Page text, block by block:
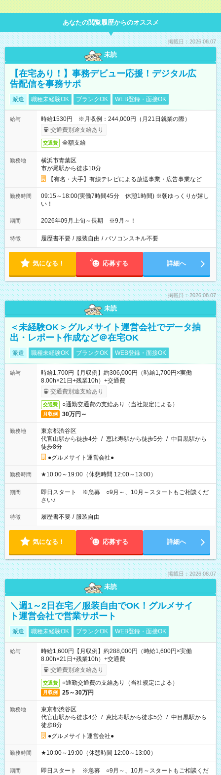
あなたの閲覧履歴からのオススメ
掲載日：2026.08.07
未読
【在宅あり！】事務デビュー応援！デジタル広
告配信を事務サポ
派遣 職種未経験OK ブランクOK WEB登録・面接OK
給与
時給1530円 ※月収例：244,000円（月21日就業の際）
交通費別途支給あり
交通費 全額支給
勤務地
横浜市青葉区
市が尾駅から徒歩10分
【有名・大手】有線テレビによる放送事業・広告事業など
勤務時間
09:15～18:00(実働7時間45分 休憩1時間) ※朝ゆっくりが嬉し
い！
期間 2026年09月上旬～長期 ※9月～！
特徴 履歴書不要 / 服装自由 / パソコンスキル不要
気になる！ 応募する 詳細へ
掲載日：2026.08.07
未読
＜未経験OK＞グルメサイト運営会社でデータ抽
出・レポート作成など＠在宅OK
派遣 職種未経験OK ブランクOK WEB登録・面接OK
給与
時給1,700円【月収例】約306,000円（時給1,700円×実働
8.00h×21日+残業10h）+交通費
交通費別途支給あり
交通費 ○通勤交通費の支給あり（当社規定による）
月収例 30万円～
勤務地
東京都渋谷区
代官山駅から徒歩4分 / 恵比寿駅から徒歩5分 / 中目黒駅から
徒歩8分
●グルメサイト運営会社●
勤務時間 ★10:00～19:00（休憩時間 12:00～13:00）
期間
即日スタート ※急募 ○9月～、10月～スタートもご相談くだ
さい♪
特徴 履歴書不要 / 服装自由
気になる！ 応募する 詳細へ
掲載日：2026.08.07
未読
＼週1～2日在宅／服装自由でOK！グルメサイ
ト運営会社で営業サポート
派遣 職種未経験OK ブランクOK WEB登録・面接OK
給与
時給1,600円【月収例】約288,000円（時給1,600円×実働
8.00h×21日+残業10h）+交通費
交通費別途支給あり
交通費 ○通勤交通費の支給あり（当社規定による）
月収例 25～30万円
勤務地
東京都渋谷区
代官山駅から徒歩4分 / 恵比寿駅から徒歩5分 / 中目黒駅から
徒歩8分
●グルメサイト運営会社●
勤務時間 ★10:00～19:00（休憩時間 12:00～13:00）
期間
即日スタート ※急募 ○9月～、10月～スタートもご相談くだ